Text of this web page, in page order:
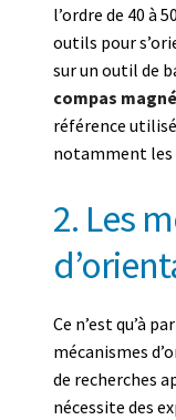
l’ordre de 40 à
outils pour
sur un outil de
compas
référence
notamment les
2. Les
Ce n’est qu’à
mécanismes
de recherches
nécessite des